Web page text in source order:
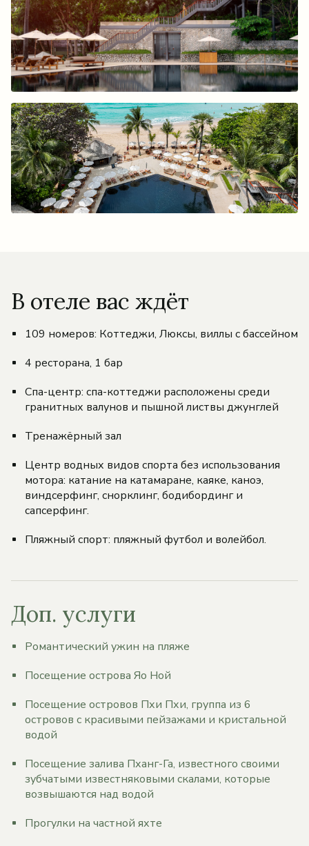
В отеле вас ждёт
109 номеров: Коттеджи, Люксы, виллы с бассейном
4 ресторана, 1 бар
Спа-центр: спа-коттеджи расположены среди
гранитных валунов и пышной листвы джунглей
Тренажёрный зал
Центр водных видов спорта без использования
мотора: катание на катамаране, каяке, каноэ,
виндсерфинг, снорклинг, бодибординг и
сапсерфинг.
Пляжный спорт: пляжный футбол и волейбол.
Доп. услуги
Романтический ужин на пляже
Посещение острова Яо Ной
Посещение островов Пхи Пхи, группа из 6
островов с красивыми пейзажами и кристальной
водой
Посещение залива Пханг-Га, известного своими
зубчатыми известняковыми скалами, которые
возвышаются над водой
Прогулки на частной яхте